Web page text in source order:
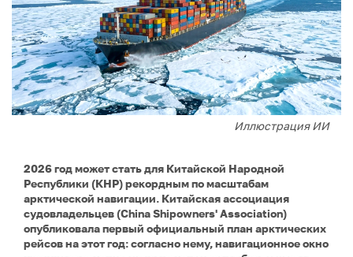
Иллюстрация ИИ
2026 год может стать для Китайской Народной
Республики (КНР) рекордным по масштабам
арктической навигации. Китайская ассоциация
судовладельцев (China Shipowners' Association)
опубликовала первый официальный план арктических
рейсов на этот год: согласно нему, навигационное окно